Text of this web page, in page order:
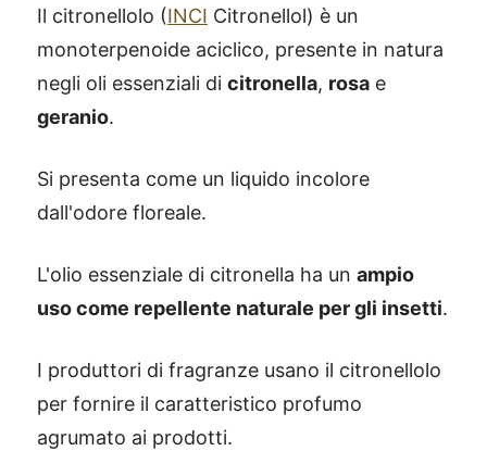
Il citronellolo (INCI Citronellol) è un
monoterpenoide aciclico, presente in natura
negli oli essenziali di citronella, rosa e
geranio.
Si presenta come un liquido incolore
dall'odore floreale.
L'olio essenziale di citronella ha un ampio
uso come repellente naturale per gli insetti.
I produttori di fragranze usano il citronellolo
per fornire il caratteristico profumo
agrumato ai prodotti.